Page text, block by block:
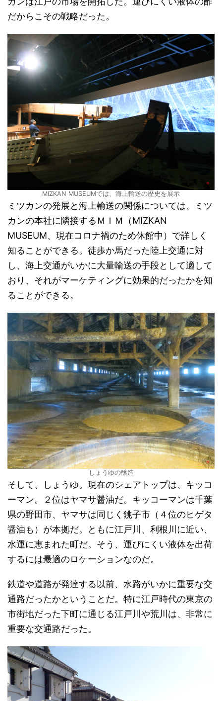
だからこその戦略だった。
MIZKAN MUSEUMでは、海上輸送の歴史を展示
ミツカンの発展と海上輸送の関係については、ミツ
カンの本社に隣接するＭＩＭ（MIZKAN
MUSEUM、現在コロナ禍のため休館中）で詳しく
知ることができる。徒歩か馬だった陸上交通に対
し、海上交通がいかに大量輸送の手段として適して
おり、それがマーケティングに効果的だったかを知
ることができる。
しょうゆの醸造
そして、しょうゆ。現在のシェアトップは、キッコ
ーマン。２位はヤマサ醤油だ。キッコーマンは千葉
県の野田市、ヤマサは同じく銚子市（４位のヒゲタ
醤油も）が本拠だ。ともに江戸川、利根川に近い、
水運に恵まれた町だ。そう、運びにくい液体を出荷
するには最適のロケーションなのだ。
鉄道や道路が発達する以前、水路がいかに重要な交
通路だったかということだ。特に江戸時代の東京の
市街地だった下町に通じる江戸川や荒川は、非常に
重要な交通路だった。